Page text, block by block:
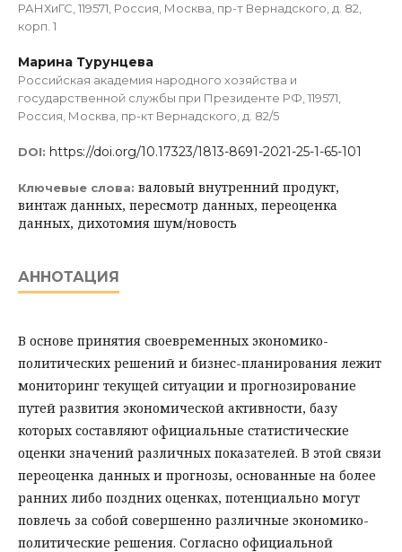
РАНХиГС, 119571, Россия, Москва, пр-т Вернадского, д. 82,
корп. 1
Марина Турунцева
Российская академия народного хозяйства и
государственной службы при Президенте РФ, 119571,
Россия, Москва, пр-кт Вернадского, д. 82/5
DOI: https://doi.org/10.17323/1813-8691-2021-25-1-65-101
Ключевые слова: валовый внутренний продукт,
винтаж данных, пересмотр данных, переоценка
данных, дихотомия шум/новость
АННОТАЦИЯ
В основе принятия своевременных экономико-
политических решений и бизнес-планирования лежит
мониторинг текущей ситуации и прогнозирование
путей развития экономической активности, базу
которых состав­ля­ют официальные статистические
оценки значений различных показателей. В этой связи
переоценка данных и прогнозы, основанные на более
ранних либо поздних оценках, потенциально могут
повлечь за собой совершенно различные экономико-
политические решения. Согласно официальной